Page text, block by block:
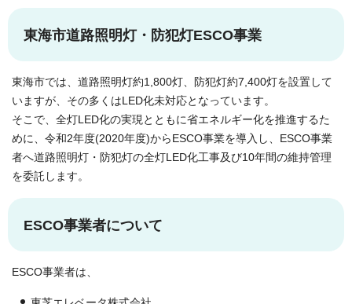
東海市道路照明灯・防犯灯ESCO事業
東海市では、道路照明灯約1,800灯、防犯灯約7,400灯を設置して
いますが、その多くはLED化未対応となっています。
そこで、全灯LED化の実現とともに省エネルギー化を推進するた
めに、令和2年度(2020年度)からESCO事業を導入し、ESCO事業
者へ道路照明灯・防犯灯の全灯LED化工事及び10年間の維持管理
を委託します。
ESCO事業者について
ESCO事業者は、